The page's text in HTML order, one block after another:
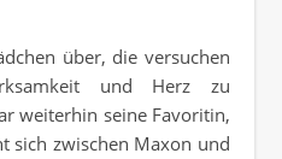
über, die versuchen
und Herz zu
weiterhin seine Favoritin,
sich zwischen Maxon und